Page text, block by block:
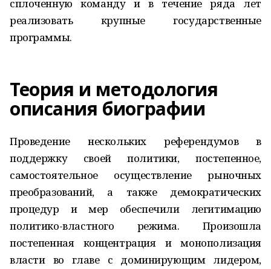
сплоченную команду и в течение ряда лет
реализовать крупные государственные
программы.
Теория и методология
описания биографии
Проведение нескольких референдумов в
поддержку своей политики, постепенное,
самостоятельное осуществление рыночных
преобразований, а также демократических
процедур и мер обеспечили легитимацию
политико-властного режима. Произошла
постепенная концентрация и монополизация
власти во главе с доминирующим лидером,